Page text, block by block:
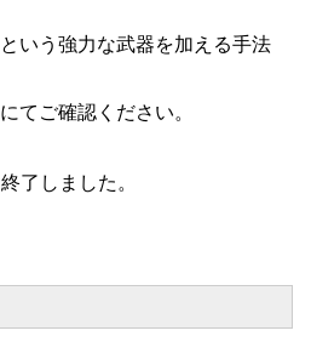
という強力な武器を加える手法
てご確認ください。
了しました。